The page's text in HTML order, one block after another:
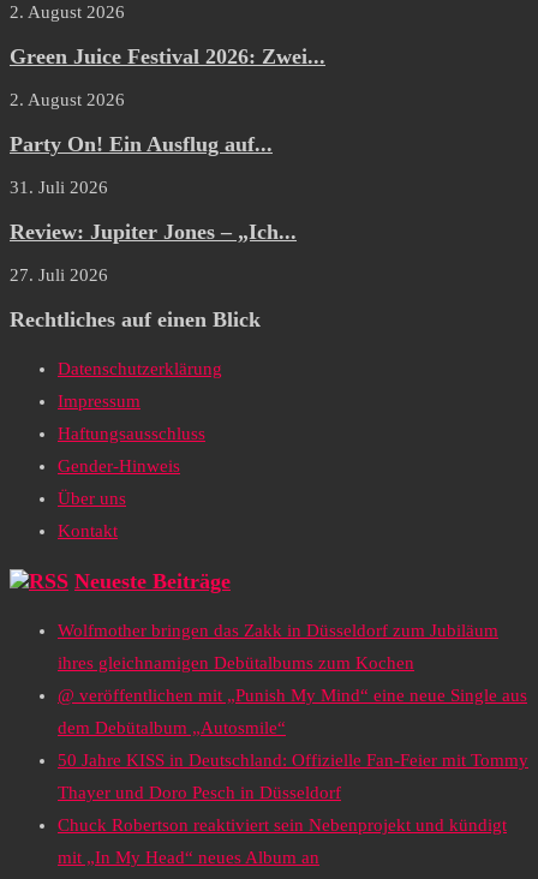
2. August 2026
Green Juice Festival 2026: Zwei...
2. August 2026
Party On! Ein Ausflug auf...
31. Juli 2026
Review: Jupiter Jones – „Ich...
27. Juli 2026
Rechtliches auf einen Blick
Datenschutzerklärung
Impressum
Haftungsausschluss
Gender-Hinweis
Über uns
Kontakt
Neueste Beiträge
Wolfmother bringen das Zakk in Düsseldorf zum Jubiläum
ihres gleichnamigen Debütalbums zum Kochen
@ veröffentlichen mit „Punish My Mind“ eine neue Single aus
dem Debütalbum „Autosmile“
50 Jahre KISS in Deutschland: Offizielle Fan-Feier mit Tommy
Thayer und Doro Pesch in Düsseldorf
Chuck Robertson reaktiviert sein Nebenprojekt und kündigt
mit „In My Head“ neues Album an